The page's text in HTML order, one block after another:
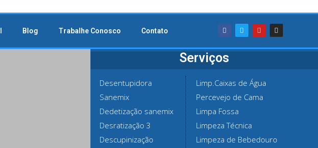
Blog Trabalhe Conosco Contato
Serviços
Desentupidora
Sanemix
Dedetização sanemix
Desratização 3
Descupinização
Limp.Caixas de Água
Percevejo de Cama
Limpa Fossa
Limpeza Técnica
Limpeza de Bebedouro